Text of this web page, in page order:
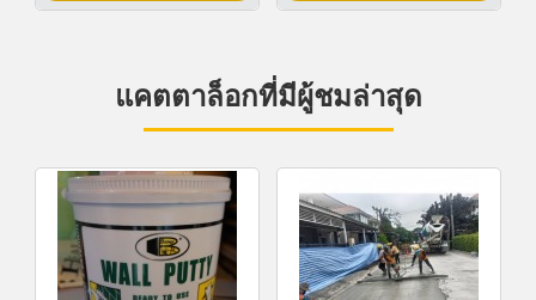
แคตตาล็อกที่มีผู้ชมล่าสุด